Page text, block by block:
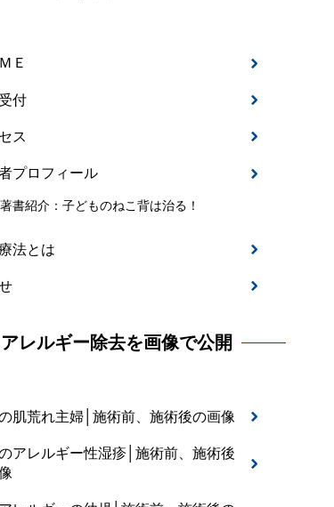
Ｅ
付
ス
プロフィール
著書紹介：子どものねこ背は治る！
法とは
アレルギー除去を画像で公開
肌荒れ主婦│施術前、施術後の画像
アレルギー性湿疹│施術前、施術後